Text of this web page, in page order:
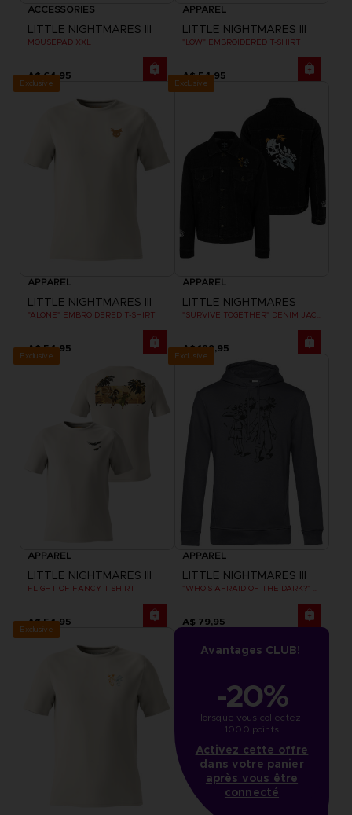
ACCESSORIES
LITTLE NIGHTMARES III
MOUSEPAD XXL
A$ 64,95
APPAREL
LITTLE NIGHTMARES III
"LOW" EMBROIDERED T-SHIRT
A$ 54,95
Exclusive
APPAREL
LITTLE NIGHTMARES III
"ALONE" EMBROIDERED T-SHIRT
A$ 54,95
Exclusive
APPAREL
LITTLE NIGHTMARES
A$ 129,95
Exclusive
APPAREL
LITTLE NIGHTMARES III
FLIGHT OF FANCY T-SHIRT
A$ 54,95
Exclusive
APPAREL
LITTLE NIGHTMARES III
A$ 79,95
Exclusive
Avantages CLUB!
-20%
lorsque vous collectez
1000 points
Activez cette offre
dans votre panier
après vous être
connecté